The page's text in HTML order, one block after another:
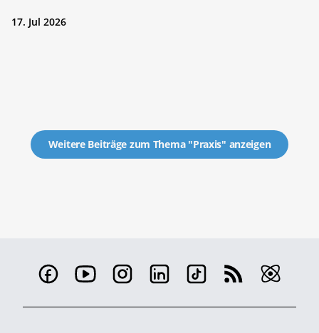
17. Jul 2026
Weitere Beiträge zum Thema "Praxis" anzeigen